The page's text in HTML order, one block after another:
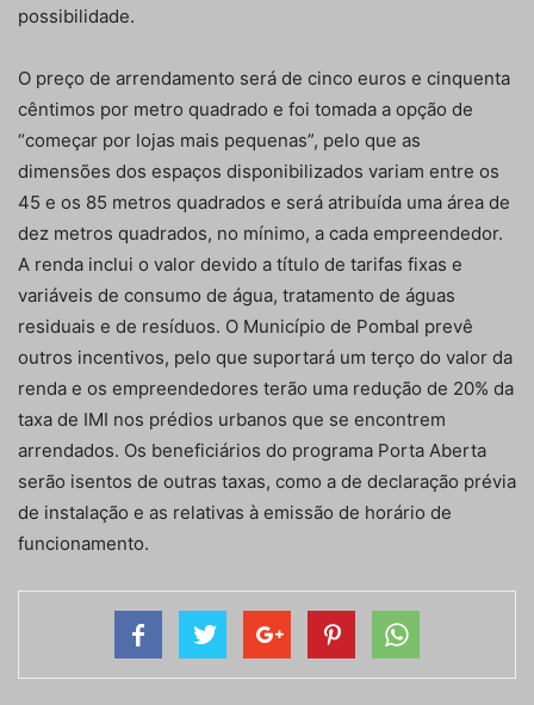
possibilidade.
O preço de arrendamento será de cinco euros e cinquenta
cêntimos por metro quadrado e foi tomada a opção de
“começar por lojas mais pequenas”, pelo que as
dimensões dos espaços disponibilizados variam entre os
45 e os 85 metros quadrados e será atribuída uma área de
dez metros quadrados, no mínimo, a cada empreendedor.
A renda inclui o valor devido a título de tarifas fixas e
variáveis de consumo de água, tratamento de águas
residuais e de resíduos. O Município de Pombal prevê
outros incentivos, pelo que suportará um terço do valor da
renda e os empreendedores terão uma redução de 20% da
taxa de IMI nos prédios urbanos que se encontrem
arrendados. Os beneficiários do programa Porta Aberta
serão isentos de outras taxas, como a de declaração prévia
de instalação e as relativas à emissão de horário de
funcionamento.